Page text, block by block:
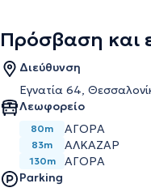
Πρόσβαση και
Διεύθυνση
Εγνατία 64,
Λεωφορείο
80m ΑΓΟΡΑ
83m ΑΛΚΑΖΑΡ
130m
ΑΓΟΡΑ
Parking